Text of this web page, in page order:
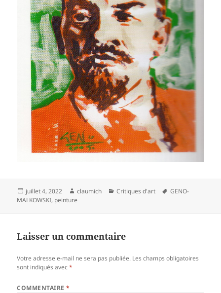
Publié
le
juillet 4, 2022 Auteur
claumich Catégories
Critiques d'art
Mots-
GENO-
MALKOWSKI, peinture
Laisser un commentaire
Votre adresse e-mail ne sera pas publiée. Les champs obligatoires
sont indiqués avec*
COMMENTAIRE*